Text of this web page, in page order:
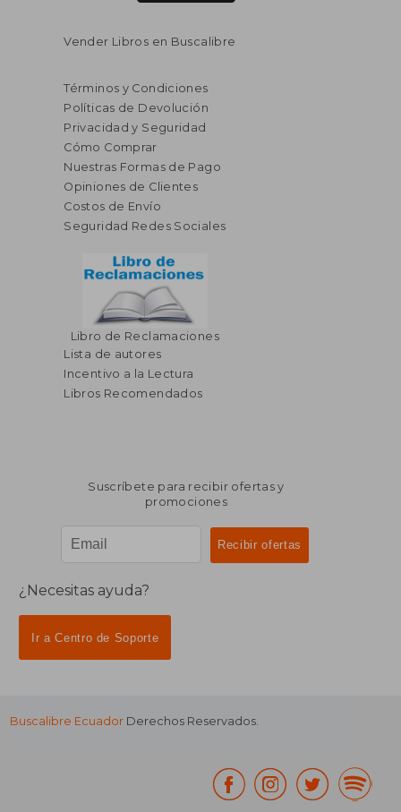
Vender Libros en Buscalibre
Términos y Condiciones
Políticas de Devolución
Privacidad y Seguridad
Cómo Comprar
Nuestras Formas de Pago
Opiniones de Clientes
Costos de Envío
Seguridad Redes Sociales
Libro de Reclamaciones
Lista de autores
Incentivo a la Lectura
Libros Recomendados
Suscríbete para recibir ofertas y
promociones
¿Necesitas ayuda?
Ir a Centro de Soporte
Buscalibre Ecuador Derechos Reservados.